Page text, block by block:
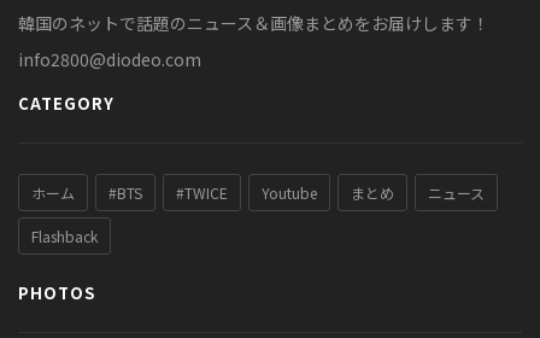
韓国のネットで話題のニュース＆画像まとめをお届けします！
info2800@diodeo.com
CATEGORY
ホーム #BTS #TWICE Youtube まとめ ニュース
Flashback
PHOTOS